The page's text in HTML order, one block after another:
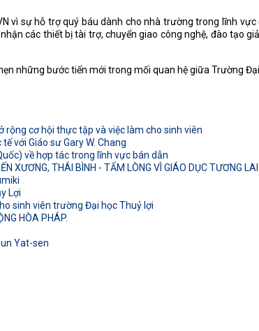
vì sự hỗ trợ quý báu dành cho nhà trường trong lĩnh
các thiết bị tài trợ, chuyển giao công nghệ, đào
những bước tiến mới trong mối quan hệ giữa Trường
rộng cơ hội thực tập và việc làm cho sinh viên
với Giáo sư Gary W. Chang
về hợp tác trong lĩnh vực bán dẫn
XƯƠNG, THÁI BÌNH - TẤM LÒNG VÌ GIÁO DỤC TƯƠNG LAI
Lợi
sinh viên trường Đại học Thuỷ lợi
HÒA PHÁP.
Yat-sen